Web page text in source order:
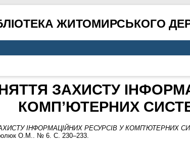
ЖИТОМИРСЬКОГО
ЗАХИСТУ
КОМП’ЮТЕРНИХ
ІНФОРМАЦІЙНИХ РЕСУРСІВ У КОМП’ЮТЕРНИХ
О.М.. № 6. С. 230–233.